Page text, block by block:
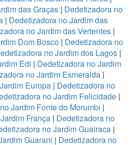
das Graças| Dedetizadora no
| Dedetizadora no Jardim das
no Jardim das Vertentes |
Dom Bosco| Dedetizadora no
no Jardim dos Lagos |
Edi | Dedetizadora no Jardim
no Jardim Esmeralda |
Europa | Dedetizadora no
no Jardim Felicidade|
Jardim Fonte do Morumbi |
França| Dedetizadora no
no Jardim Guairaca |
Guarani | Dedetizadora no